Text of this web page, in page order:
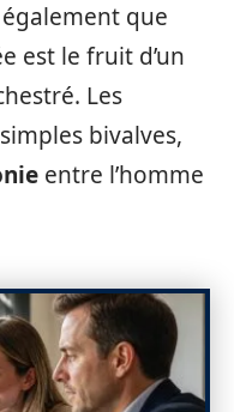
que
est le fruit d’un
Les
bivalves,
entre l’homme